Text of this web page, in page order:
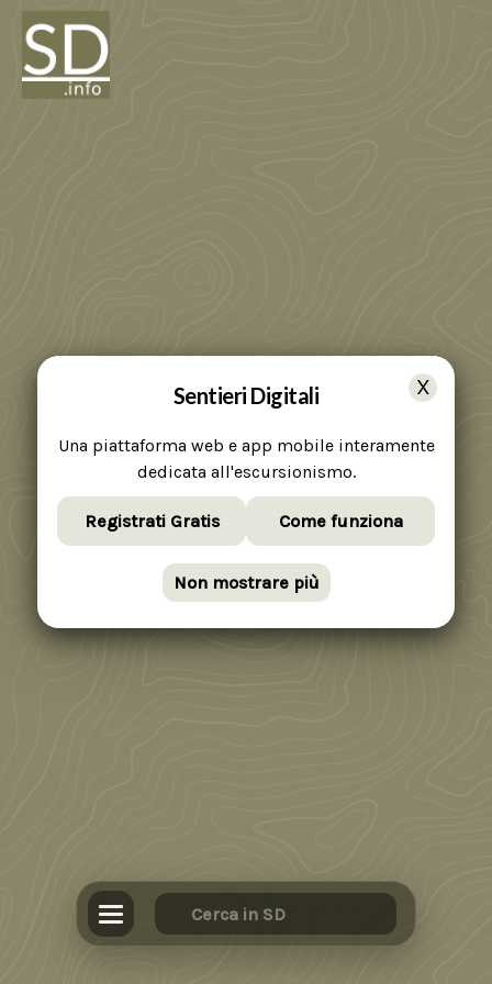
Sentieri Digitali
Una piattaforma web e app mobile interamente
dedicata all'escursionismo.
Registrati Gratis Come funziona
Non mostrare più